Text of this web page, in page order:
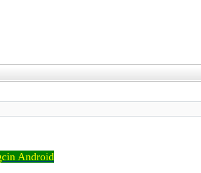
Android